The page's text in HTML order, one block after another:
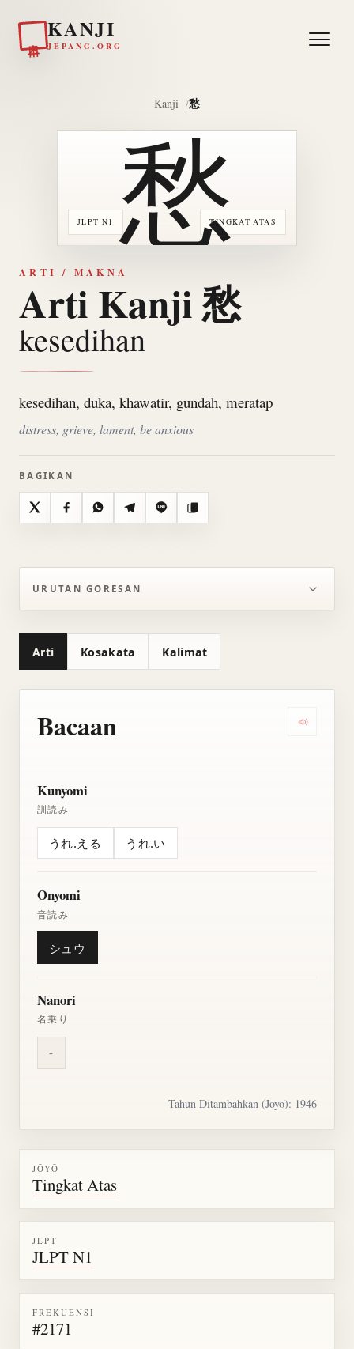
KANJI
JEPANG.ORG
Kanji 愁
JLPT N1 TINGKAT ATAS
愁
ARTI / MAKNA
Arti Kanji 愁
kesedihan
kesedihan, duka, khawatir, gundah, meratap
distress, grieve, lament, be anxious
BAGIKAN
X FacebookWhatsAppTelegramLine Salin
URUTAN GORESAN
Arti Kosakata Kalimat
Bacaan
Kunyomi
訓読み
うれ.える うれ.い
Onyomi
音読み
シュウ
Nanori
名乗り
-
Tahun Ditambahkan (Jōyō): 1946
JŌYŌ
Tingkat Atas
JLPT
JLPT N1
FREKUENSI
#2171